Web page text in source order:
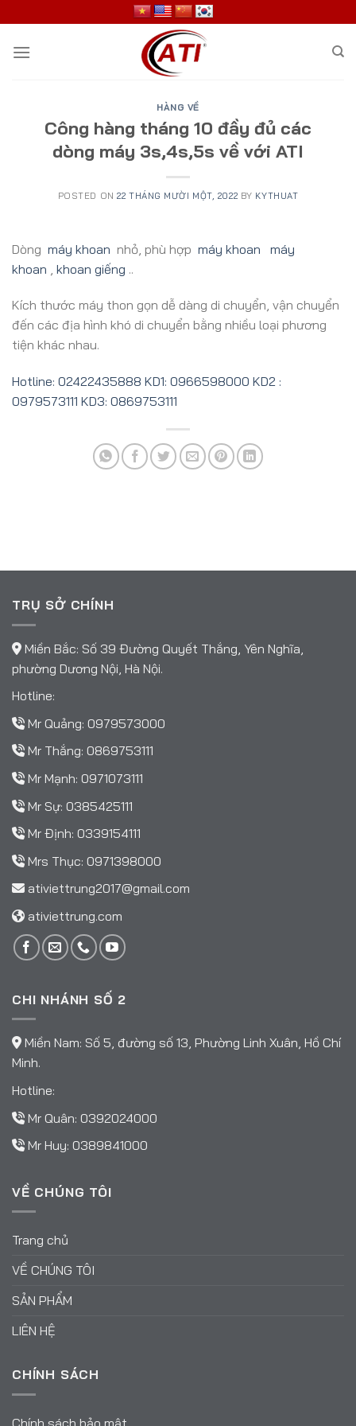
to
content
HÀNG VỀ
Công hàng tháng 10 đầy đủ các
dòng máy 3s,4s,5s về với ATI
POSTED ON22 THÁNG MƯỜI MỘT, 2022 BY KYTHUAT
Dòng máy khoan nhỏ, phù hợp máy khoan
máy
khoan
khoan giếng ..
Kích thước máy thon gọn dễ dàng di chuyển, vận chuyển
đến các địa hình khó di chuyển bằng nhiều loại phương
tiện khác nhau.
Hotline: 02422435888 KD1: 0966598000 KD2 :
0979573111 KD3: 0869753111
TRỤ SỞ CHÍNH
Miền Bắc: Số 39 Đường Quyết Thắng, Yên Nghĩa,
phường Dương Nội, Hà Nội.
Hotline:
Mr Quảng: 0979573000
Mr Thắng: 0869753111
Mr Mạnh: 0971073111
Mr Sự: 0385425111
Mr Định: 0339154111
Mrs Thục: 0971398000
ativiettrung2017@gmail.com
ativiettrung.com
CHI NHÁNH SỐ 2
Miền Nam: Số 5, đường số 13, Phường Linh Xuân, Hồ Chí
Minh.
Hotline:
Mr Quân: 0392024000
Mr Huy: 0389841000
VỀ CHÚNG TÔI
Trang chủ
VỀ CHÚNG TÔI
SẢN PHẨM
LIÊN HỆ
CHÍNH SÁCH
Chính sách bảo mật